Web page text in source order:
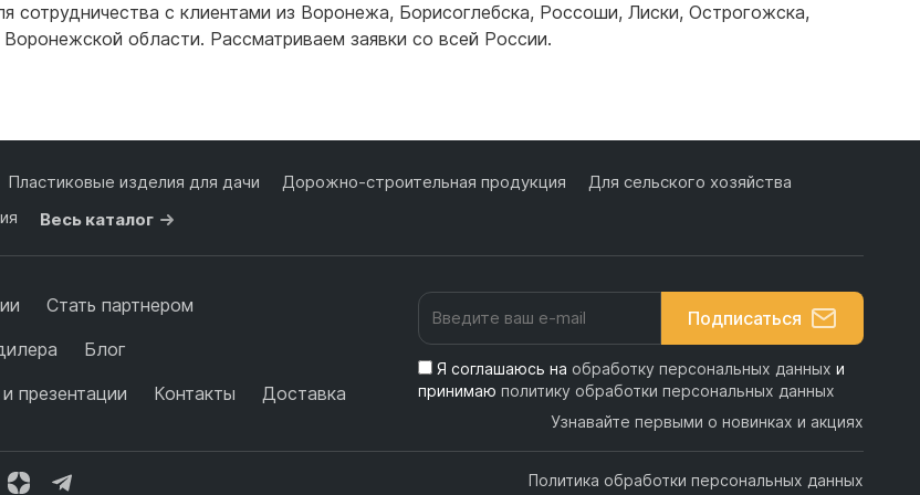
литров
литров
с клиентами из Воронежа, Борисоглебска, Россоши, Лиски, Острогожска,
области. Рассматриваем заявки со всей России.
Пластиковые изделия для дачи Дорожно-строительная продукция
Для сельского хозяйства
Весь каталог
Стать партнером
Блог
презентации
Контакты Доставка
Подписаться
Я соглашаюсь на обработку персональных данных и
принимаю политику обработки персональных данных
Узнавайте первыми о новинках и акциях
Политика обработки персональных данных